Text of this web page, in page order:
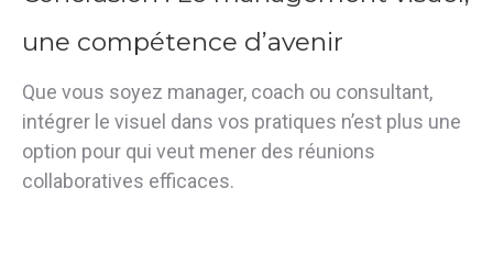
une compétence d’avenir
Que vous soyez manager, coach ou consultant,
intégrer le visuel dans vos pratiques n’est plus une
option pour qui veut mener des réunions
collaboratives efficaces.